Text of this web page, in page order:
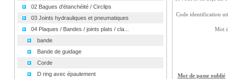
02 Bagues d'étanchéité / Circlips
03 Joints hydrauliques et pneumatiques
04 Plaques / Bandes / joints plats / cla...
bande
Bande de guidage
Corde
D ring avec épaulement
Code identification
Mot
Mot de passe oublié